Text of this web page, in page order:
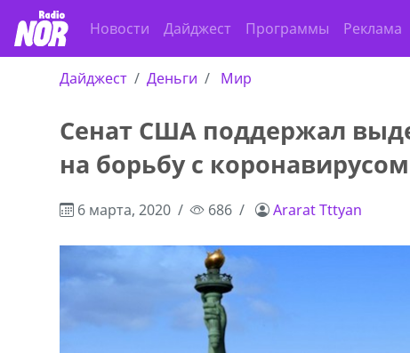
Новости Дайджест Программы Реклама
Дайджест Деньги Мир
Сенат США поддержал
на борьбу с коронавирусом
6 марта, 2020 686 Ararat Tttyan